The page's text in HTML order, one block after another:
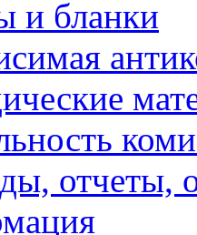
и бланки
отчеты,